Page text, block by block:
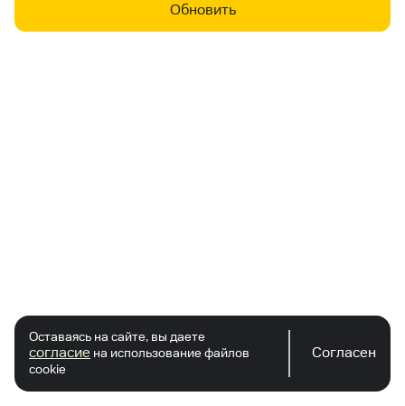
Обновить
Оставаясь на сайте, вы даете
согласие на использование файлов
cookie
Согласен